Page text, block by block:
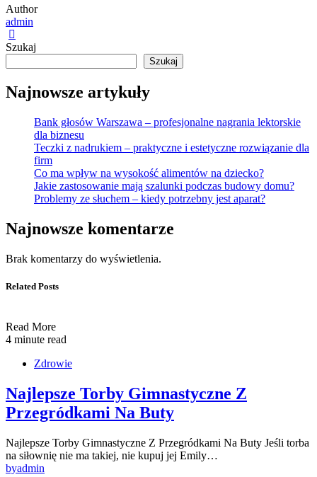
Author
admin
Szukaj
Szukaj
Najnowsze artykuły
Bank głosów Warszawa – profesjonalne nagrania lektorskie
dla biznesu
Teczki z nadrukiem – praktyczne i estetyczne rozwiązanie dla
firm
Co ma wpływ na wysokość alimentów na dziecko?
Jakie zastosowanie mają szalunki podczas budowy domu?
Problemy ze słuchem – kiedy potrzebny jest aparat?
Najnowsze komentarze
Brak komentarzy do wyświetlenia.
Related Posts
Read More
4 minute read
Zdrowie
Najlepsze Torby Gimnastyczne Z
Przegródkami Na Buty
Najlepsze Torby Gimnastyczne Z Przegródkami Na Buty Jeśli torba
na siłownię nie ma takiej, nie kupuj jej Emily…
byadmin